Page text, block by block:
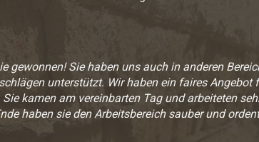
gewonnen! Sie haben uns auch in anderen
unterstützt. Wir haben ein faires Angebot
kamen am vereinbarten Tag und arbeiteten
haben sie den Arbeitsbereich sauber und